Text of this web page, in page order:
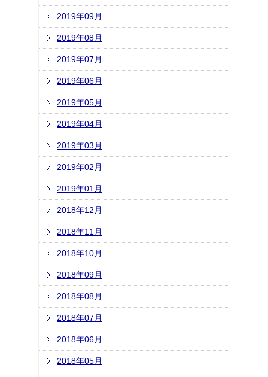
2019年09月
2019年08月
2019年07月
2019年06月
2019年05月
2019年04月
2019年03月
2019年02月
2019年01月
2018年12月
2018年11月
2018年10月
2018年09月
2018年08月
2018年07月
2018年06月
2018年05月